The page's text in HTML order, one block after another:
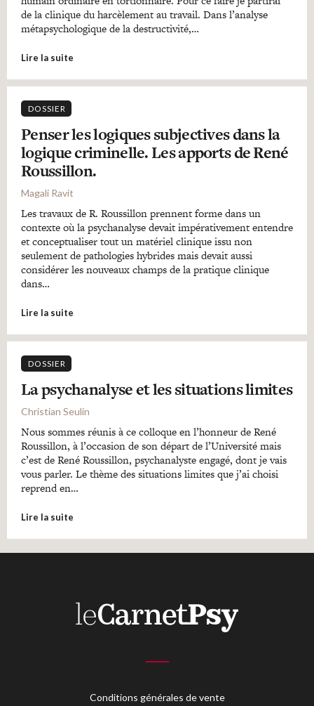
de la clinique du harcèlement au travail. Dans l’analyse
métapsychologique de la destructivité,…
Lire la suite
DOSSIER
Penser les logiques subjectives dans la
logique criminelle. Les apports de René
Roussillon.
Magali Ravit
Les travaux de R. Roussillon prennent forme dans un
contexte où la psychanalyse devait impérativement entendre
et conceptualiser tout un matériel clinique issu non
seulement de pathologies hybrides mais devait aussi
considérer les nouveaux champs de la pratique clinique
dans…
Lire la suite
DOSSIER
La psychanalyse et les situations limites
Christian Seulin
Nous sommes réunis à ce colloque en l’honneur de René
Roussillon, à l’occasion de son départ de l’Université mais
c’est de René Roussillon, psychanalyste engagé, dont je vais
vous parler. Le thème des situations limites que j’ai choisi
reprend en…
Lire la suite
Conditions générales de vente